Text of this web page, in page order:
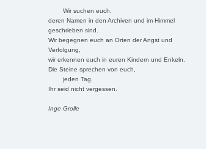
Wir suchen euch,
deren Namen in den Archiven und im Himmel
geschrieben sind.
Wir begegnen euch an Orten der Angst und
Verfolgung,
wir erkennen euch in euren Kindern und Enkeln.
Die Steine sprechen von euch,
jeden Tag.
Ihr seid nicht vergessen.
Inge Grolle